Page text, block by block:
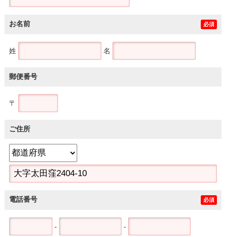
お名前 必須
姓 名
郵便番号
〒
ご住所
電話番号 必須
- -